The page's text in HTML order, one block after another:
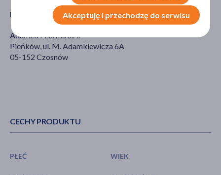
Producent
Adamed Pharma S.A.
Pieńków, ul. M. Adamkiewicza 6A
05-152 Czosnów
CECHY PRODUKTU
PŁEĆ WIEK
Akceptuję i przechodzę do serwisu